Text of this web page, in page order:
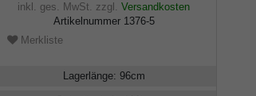
inkl. ges. MwSt. zzgl.Versandkosten
Artikelnummer 1376-5
Merkliste
Lagerlänge: 96cm